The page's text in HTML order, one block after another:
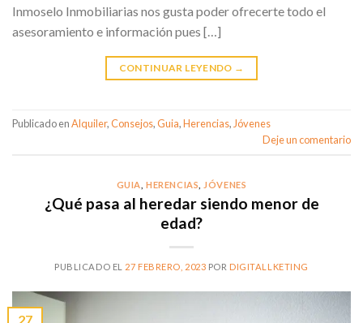
Inmoselo Inmobiliarias nos gusta poder ofrecerte todo el
asesoramiento e información pues […]
CONTINUAR LEYENDO →
Publicado enAlquiler,Consejos,Guia,Herencias,Jóvenes
Deje un comentario
GUIA ,HERENCIAS JÓVENES
¿Qué pasa al heredar siendo menor de
edad?
PUBLICADO EL 27 FEBRERO, 2023 POR DIGITALLKETING
27